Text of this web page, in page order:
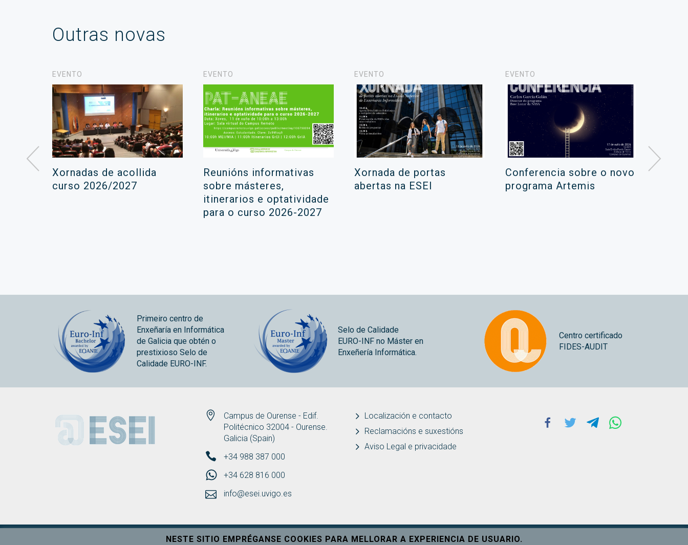
Outras novas
EVENTO
Xornadas de acollida
curso 2026/2027
EVENTO
Reunións informativas
sobre másteres,
itinerarios e optatividade
para o curso 2026-2027
EVENTO
Xornada de portas
abertas na ESEI
EVENTO
Conferencia sobre o novo
programa Artemis
Primeiro centro de
Enxeñaría en Informática
de Galicia que obtén o
prestixioso Selo de
Calidade EURO-INF.
Selo de Calidade
EURO-INF no Máster en
Enxeñería Informática.
Centro certificado
FIDES-AUDIT
ESEI
Campus de Ourense - Edif.
Politécnico 32004 - Ourense.
Galicia (Spain)
+34 988 387 000
+34 628 816 000
info@esei.uvigo.es
Localización e contacto
Reclamacións e suxestións
Aviso Legal e privacidade
Facebook
Twitter Telegram
NESTE SITIO EMPRÉGANSE COOKIES PARA MELLORAR A EXPERIENCIA DE USUARIO.